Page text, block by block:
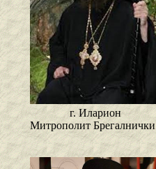
г. Иларион
Митрополит Брегалнички